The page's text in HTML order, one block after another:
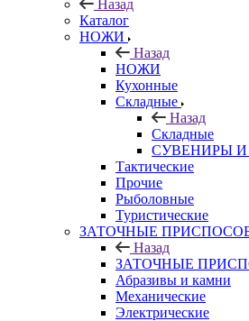
Назад
Каталог
НОЖИ
Назад
НОЖИ
Кухонные
Складные
Назад
Складные
СУВЕНИРЫ
Тактические
Прочие
Рыболовные
Туристические
ЗАТОЧНЫЕ
Назад
ЗАТОЧНЫЕ
Абразивы и камни
Механические
Электрические